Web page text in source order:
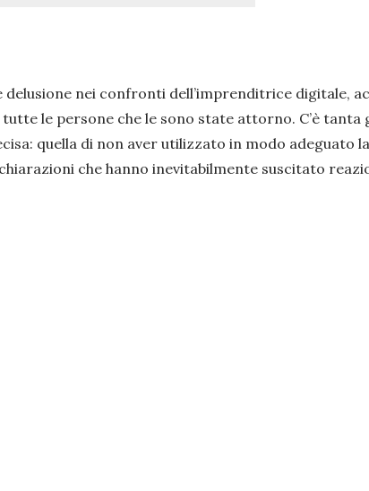
nei confronti dell’imprenditrice digitale,
le persone che le sono state attorno. C’è tanta
quella di non aver utilizzato in modo adeguato
che hanno inevitabilmente suscitato